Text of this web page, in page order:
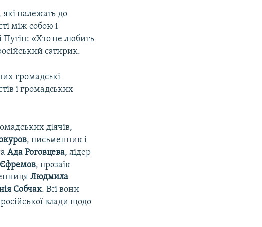
які належать до
між собою і
Путін: «Хто не любить
сатирик.
громадські
і громадських
діячів,
, письменник і
Ада Роговцева, лідер
, прозаїк
Людмила
Собчак. Всі вони
влади щодо